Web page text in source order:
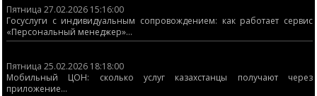
Пятница 27.02.2026 15:16:00
Госуслуги с индивидуальным сопровождением: как работает сервис
«Персональный менеджер»...
Пятница 25.02.2026 18:18:00
Мобильный ЦОН: сколько услуг казахстанцы получают через
приложение...